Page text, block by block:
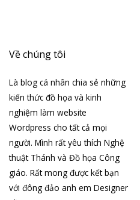
Về chúng tôi
Là blog cá nhân chia sẻ những
kiến thức đồ họa và kinh
nghiệm làm website
Wordpress cho tất cả mọi
người. Mình rất yêu thích Nghệ
thuật Thánh và Đồ họa Công
giáo. Rất mong được kết bạn
với đông đảo anh em Designer